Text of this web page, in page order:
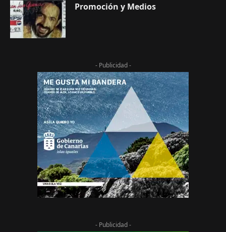
Promoción y Medios
- Publicidad -
- Publicidad -